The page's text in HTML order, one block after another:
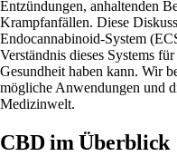
Entzündungen, anhaltenden
Krampfanfällen. Diese
Endocannabinoid-System
Verständnis dieses Systems
Gesundheit haben kann. Wir
mögliche Anwendungen und
Medizinwelt.
CBD im Überblick